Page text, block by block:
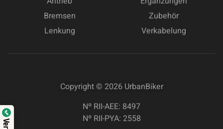
Bremsen
Lenkung
Zubehör
Verkabelung
Copyright © 2026 UrbanBiker
Nº RII-AEE: 8497
Nº RII-PYA: 2558